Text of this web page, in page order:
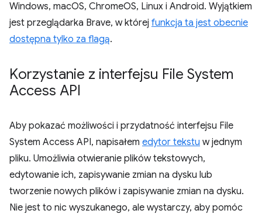
Windows, macOS, ChromeOS, Linux i Android. Wyjątkiem
jest przeglądarka Brave, w której funkcja ta jest obecnie
dostępna tylko za flagą.
Korzystanie z interfejsu File System
Access API
Aby pokazać możliwości i przydatność interfejsu File
System Access API, napisałem edytor tekstu w jednym
pliku. Umożliwia otwieranie plików tekstowych,
edytowanie ich, zapisywanie zmian na dysku lub
tworzenie nowych plików i zapisywanie zmian na dysku.
Nie jest to nic wyszukanego, ale wystarczy, aby pomóc